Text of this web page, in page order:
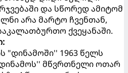
და სწორედ ამიტომ
არა მარტო ჩვენთან,
ქვეყანაში.
"დინამოში'' 1963 წელს
მწვრთნელი ოთარ